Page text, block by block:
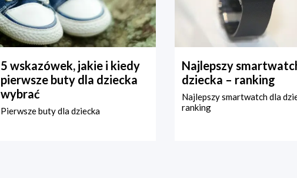
5 wskazówek, jakie i kiedy
pierwsze buty dla dziecka
wybrać
Pierwsze buty dla dziecka
Najlepszy
dziecka – ranking
Najlepszy smartwatch dla
ranking